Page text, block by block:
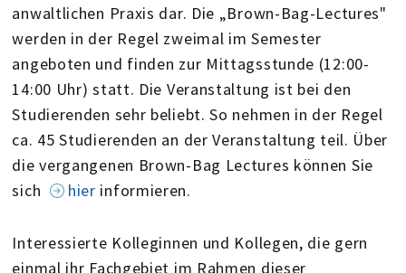
anwaltlichen Praxis dar. Die „Brown-Bag-Lectures"
werden in der Regel zweimal im Semester
angeboten und finden zur Mittagsstunde (12:00-
14:00 Uhr) statt. Die Veranstaltung ist bei den
Studierenden sehr beliebt. So nehmen in der Regel
ca. 45 Studierenden an der Veranstaltung teil. Über
die vergangenen Brown-Bag Lectures können Sie
sich
hier informieren.
Interessierte Kolleginnen und Kollegen, die gern
einmal ihr Fachgebiet im Rahmen dieser